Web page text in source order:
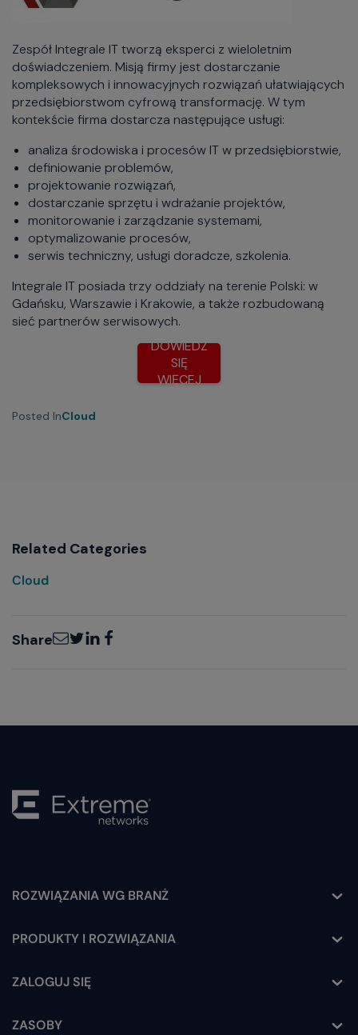
Zespół Integrale IT tworzą eksperci z wieloletnim
doświadczeniem. Misją firmy jest dostarczanie
kompleksowych i innowacyjnych rozwiązań ułatwiających
przedsiębiorstwom cyfrową transformację. W tym
kontekście firma dostarcza następujące usługi:
analiza środowiska i procesów IT w przedsiębiorstwie,
definiowanie problemów,
projektowanie rozwiązań,
dostarczanie sprzętu i wdrażanie projektów,
monitorowanie i zarządzanie systemami,
optymalizowanie procesów,
serwis techniczny, usługi doradcze, szkolenia.
Integrale IT posiada trzy oddziały na terenie Polski: w
Gdańsku, Warszawie i Krakowie, a także rozbudowaną
sieć partnerów serwisowych.
DOWIEDZ
SIĘ
WIĘCEJ
Posted InCloud
Related Categories
Cloud
ShareEmailTwitter
LinkedInFacebook
Toggle
ROZWIĄZANIA WG BRANŻ
Toggle
PRODUKTY I ROZWIĄZANIA
Toggle
ZALOGUJ SIĘ
ZASOBY